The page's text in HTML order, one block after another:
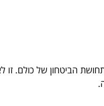
הביטחון של כולם. זו